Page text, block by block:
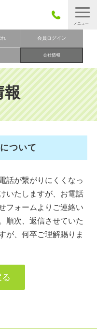
会員ログイン
会社情報
は
まとめ
きの流れ
み
せ
報
ついて
話が繋がりにくくなっ
いたしますが、お電話
フォームよりご連絡い
順次、返信させていた
が、何卒ご理解賜りま